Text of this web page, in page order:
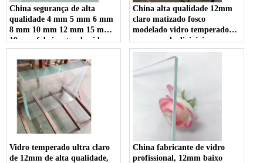
China segurança de alta
qualidade 4 mm 5 mm 6 mm
8 mm 10 mm 12 mm 15 mm
19 mm fabricantes de vidro
com nervuras la-wave
canelada canelada temperada
transparente
China alta qualidade 12mm
claro matizado fosco
modelado vidro temperado
para parede divisória
fornecedores
Vidro temperado ultra claro
de 12mm de alta qualidade,
China fabricante de vidro
profissional, 12mm baixo